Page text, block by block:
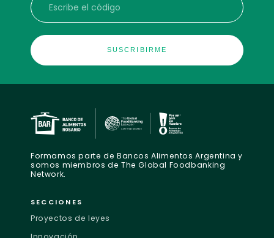
Escribe el código
Formamos parte de Bancos Alimentos Argentina y
somos miembros de The Global Foodbanking
Network.
SECCIONES
Proyectos de leyes